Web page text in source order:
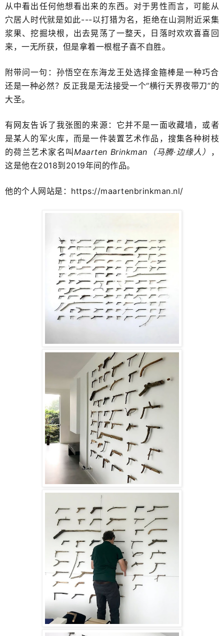
从中看出任何他想看出来的东西。对于男性而言，可能从
穴居人时代就是如此---以打猎为名，拒绝在山洞附近采集
浆果、挖掘块根，出去晃荡了一整天，日落时欢欢喜喜回
来，​一无所获，但是拿着一根棍子喜不自胜。
附带问一句：孙悟空在东海龙王处选择金箍棒是一种​巧合
还是一种必然？反正我是无法接受一个“横行天界夜带刀”的
大圣​。
有网友告诉了我张图的来源：它并不是一面收藏墙，或者
是某人的军火库，而是一件装置艺术作品，搜集各种树枝
的荷兰艺术家名叫 Maarten Brinkman（马腾·边缘人）
，
这是他在2018到​2019年间的作品。
他的个人网站是：https://maartenbrinkman.nl/